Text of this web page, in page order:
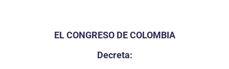
EL CONGRESO DE COLOMBIA
Decreta: